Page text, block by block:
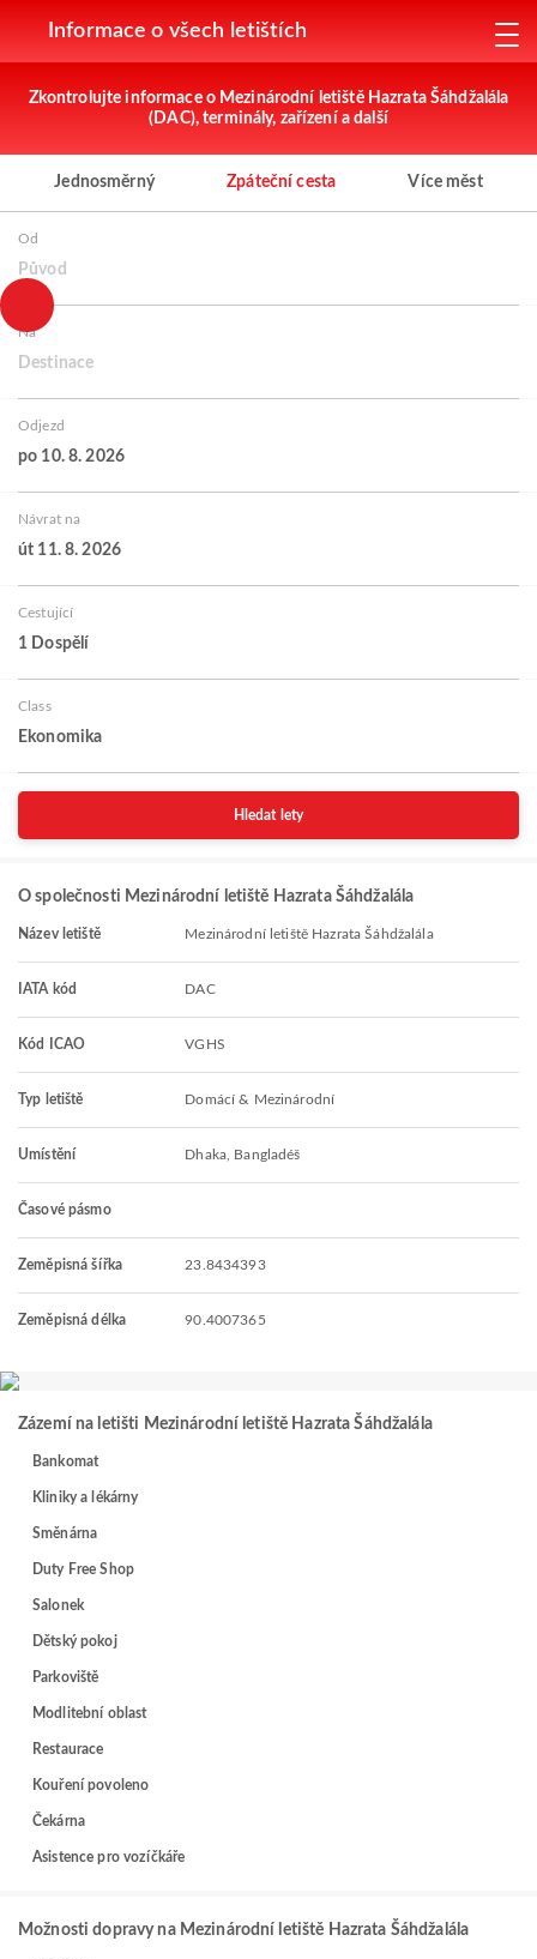
Informace o všech letištích
Zkontrolujte informace o Mezinárodní letiště Hazrata Šáhdžalála
(DAC), terminály, zařízení a další
Jednosměrný Zpáteční cesta Více měst
Od
Původ
Na
Destinace
Odjezd
po 10. 8. 2026
Návrat na
út 11. 8. 2026
Cestující
1 Dospělí
Class
Ekonomika
Hledat lety
O společnosti Mezinárodní letiště Hazrata Šáhdžalála
Název letiště Mezinárodní letiště Hazrata Šáhdžalála
IATA kód DAC
Kód ICAO VGHS
Typ letiště Domácí & Mezinárodní
Umístění Dhaka, Bangladéš
Časové pásmo
Zeměpisná šířka 23.8434393
Zeměpisná délka 90.4007365
Zázemí na letišti Mezinárodní letiště Hazrata Šáhdžalála
Bankomat
Kliniky a lékárny
Směnárna
Duty Free Shop
Salonek
Dětský pokoj
Parkoviště
Modlitební oblast
Restaurace
Kouření povoleno
Čekárna
Asistence pro vozíčkáře
Možnosti dopravy na Mezinárodní letiště Hazrata Šáhdžalála